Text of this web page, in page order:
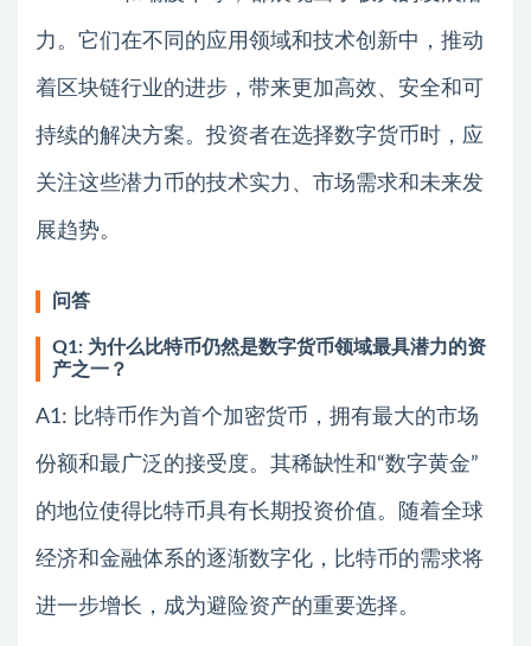
力。它们在不同的应用领域和技术创新中，推动
着区块链行业的进步，带来更加高效、安全和可
持续的解决方案。投资者在选择数字货币时，应
关注这些潜力币的技术实力、市场需求和未来发
展趋势。
问答
Q1: 为什么比特币仍然是数字货币领域最具潜力的资
产之一？
A1: 比特币作为首个加密货币，拥有最大的市场
份额和最广泛的接受度。其稀缺性和“数字黄金”
的地位使得比特币具有长期投资价值。随着全球
经济和金融体系的逐渐数字化，比特币的需求将
进一步增长，成为避险资产的重要选择。